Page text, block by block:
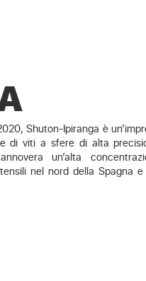
Shuton-Ipiranga è
di viti a sfere di alta
un’alta
nel nord della Spagna